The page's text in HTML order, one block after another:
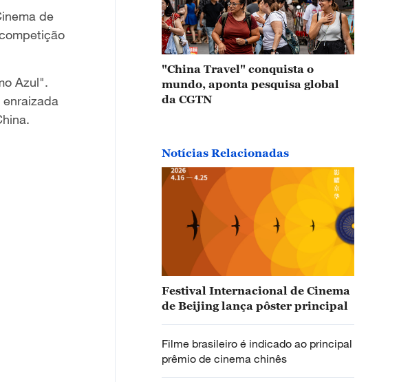
de
Azul".
"China Travel" conquista o
mundo, aponta pesquisa global
da CGTN
Notícias Relacionadas
Festival Internacional de Cinema
de Beijing lança pôster principal
Filme brasileiro é indicado ao principal
prêmio de cinema chinês